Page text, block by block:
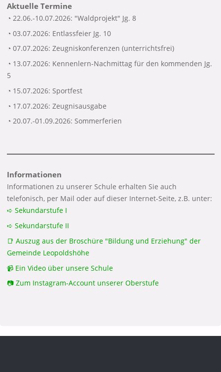
Aktuelle Termine
◔ 22.06.-10.07.2026: "Waldprojekt" Jg. 8
◔ 03.07.2026: Entlassfeier Jg. 10
◔ 07.07.2026: Zeugniskonferenzen (unterrichtsfrei)
◔ 13.07.2026: Kennenlern-Nachmittag für den kommenden Jg.
5
◔ 15.07.2026: Sportfest
◔ 17.07.2026: Zeugnisausgabe
◔ 20.07.-01.09.2026: Sommerferien
Informationen
Informationen zu unserer Schule erhalten Sie auch
telefonisch, per Mail oder auf dieser Internet-Seite, z.B. unter:
➪ Sekundarstufe I
➪ Sekundarstufe II
📑 Auszug aus der Broschüre "Bildung und Erziehung" der
Gemeinde Leopoldshöhe
📹 Ein Video über unsere Schule
📷 Zum Instagram-Account unserer Oberstufe